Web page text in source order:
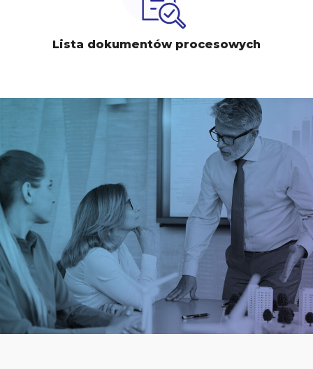
Lista dokumentów procesowych